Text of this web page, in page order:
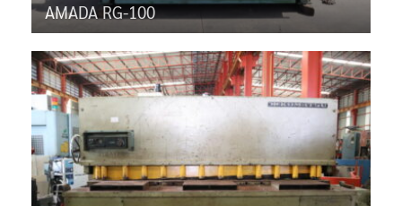
AMADA RG-100